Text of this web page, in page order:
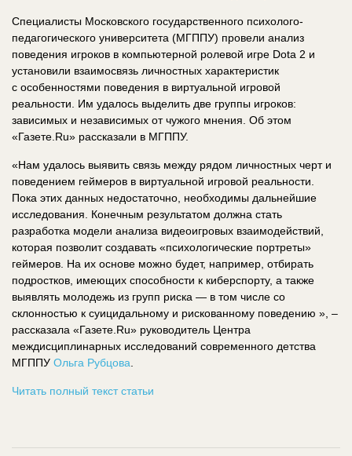
Специалисты Московского государственного психолого-
педагогического университета (МГППУ) провели анализ
поведения игроков в компьютерной ролевой игре Dota 2 и
установили взаимосвязь личностных характеристик
с особенностями поведения в виртуальной игровой
реальности. Им удалось выделить две группы игроков:
зависимых и независимых от чужого мнения. Об этом
«Газете.Ru» рассказали в МГППУ.
«Нам удалось выявить связь между рядом личностных черт и
поведением геймеров в виртуальной игровой реальности.
Пока этих данных недостаточно, необходимы дальнейшие
исследования. Конечным результатом должна стать
разработка модели анализа видеоигровых взаимодействий,
которая позволит создавать «психологические портреты»
геймеров. На их основе можно будет, например, отбирать
подростков, имеющих способности к киберспорту, а также
выявлять молодежь из групп риска — в том числе со
склонностью к суицидальному и рискованному поведению », –
рассказала «Газете.Ru» руководитель Центра
междисциплинарных исследований современного детства
МГППУ Ольга Рубцова
Читать полный текст статьи